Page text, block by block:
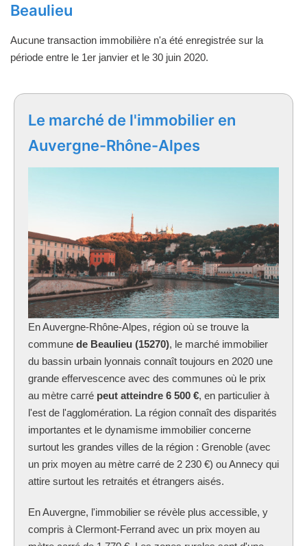
Beaulieu
Aucune transaction immobilière n'a été enregistrée sur la
période entre le 1er janvier et le 30 juin 2020.
Le marché de l'immobilier en
Auvergne-Rhône-Alpes
En Auvergne-Rhône-Alpes, région où se trouve la
commune de Beaulieu (15270), le marché immobilier
du bassin urbain lyonnais connaît toujours en 2020 une
grande effervescence avec des communes où le prix
au mètre carré peut atteindre 6 500 €, en particulier à
l'est de l'agglomération. La région connaît des disparités
importantes et le dynamisme immobilier concerne
surtout les grandes villes de la région : Grenoble (avec
un prix moyen au mètre carré de 2 230 €) ou Annecy qui
attire surtout les retraités et étrangers aisés.
En Auvergne, l'immobilier se révèle plus accessible, y
compris à Clermont-Ferrand avec un prix moyen au